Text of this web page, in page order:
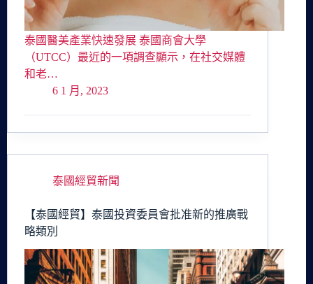
泰國醫美產業快速發展 泰國商會大學
（UTCC）最近的一項調查顯示，在社交媒體
和老…
6 1 月, 2023
泰國經貿新聞
【泰國經貿】泰國投資委員會批准新的推廣戰
略類別